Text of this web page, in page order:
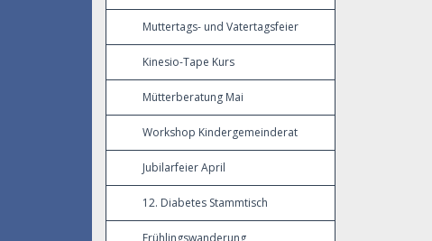
Muttertags- und Vatertagsfeier
Kinesio-Tape Kurs
Mütterberatung Mai
Workshop Kindergemeinderat
Jubilarfeier April
12. Diabetes Stammtisch
Frühlingswanderung